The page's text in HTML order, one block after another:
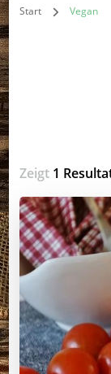
Start Vegan
Zeigt 1